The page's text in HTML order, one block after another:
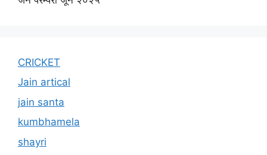
CRICKET
Jain artical
jain santa
kumbhamela
shayri